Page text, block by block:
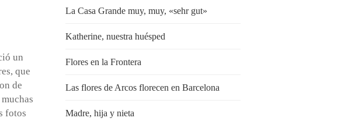
un
que
de
fotos
La Casa Grande muy, muy, «sehr gut»
Katherine, nuestra huésped
Flores en la Frontera
Las flores de Arcos florecen en Barcelona
Madre, hija y nieta